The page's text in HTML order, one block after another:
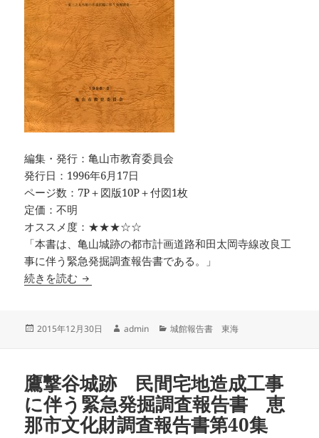
編集・発行：亀山市教育委員会
発行日：1996年6月17日
ページ数：7P＋図版10P＋付図1枚
定価：不明
オススメ度：★★★☆☆
「本書は、亀山城跡の都市計画道路和田太岡寺線改良工
事に伴う緊急発掘調査報告書である。」
続きを読む 亀山城跡 東三之丸外堀の市道拡幅に伴う発掘
投
2015年12月30日
作
admin
カ
ー
城館報告書 東海
鷹撃谷城跡 民間宅地造成工事
に伴う緊急発掘調査報告書 恵
那市文化財調査報告書第40集